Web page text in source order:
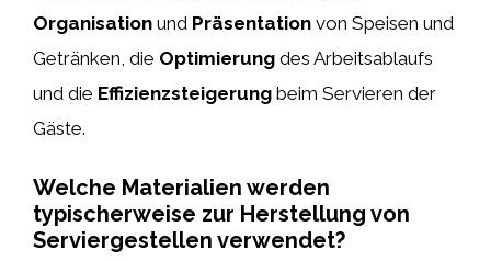
Organisation und Präsentation von Speisen und
Getränken, die Optimierung des Arbeitsablaufs
und die Effizienzsteigerung beim Servieren der
Gäste.
Welche Materialien werden
typischerweise zur Herstellung von
Serviergestellen verwendet?